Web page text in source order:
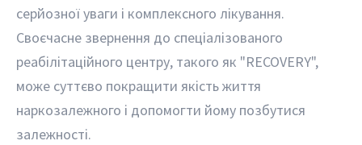
серйозної уваги і комплексного лікування.
Своєчасне звернення до спеціалізованого
реабілітаційного центру, такого як "RECOVERY",
може суттєво покращити якість життя
наркозалежного і допомогти йому позбутися
залежності.